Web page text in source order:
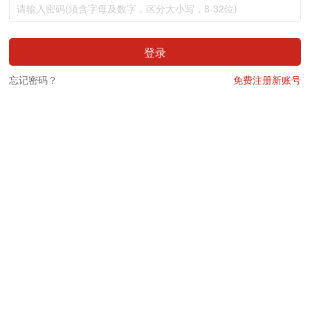
登录
忘记密码？ 免费注册新账号